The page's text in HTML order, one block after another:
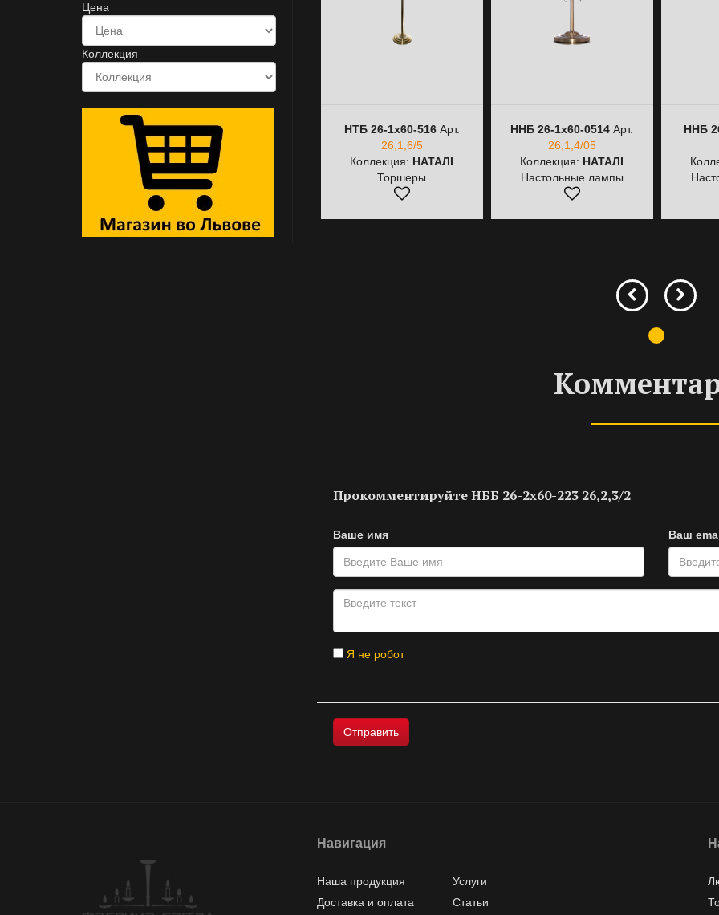
Цена
Коллекция
НТБ 26-1х60-516Арт.
26,1,6/5
Коллекция: НАТАЛІ
Торшеры
ННБ 26-1х60-0514 Арт.
26,1,4/05
Коллекция: НАТАЛІ
Настольные лампы
ННБ
Прокомментируйте НББ 26-2х60-223 26,2,3/2
Ваше имя Ваш
Я не робот
Навигация
Наша продукция
Услуги
Доставка и оплата
Статьи